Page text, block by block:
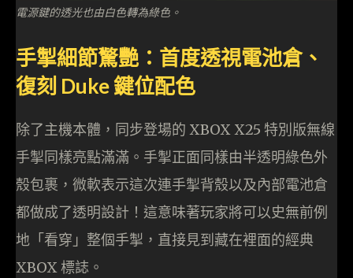
電源鍵的透光也由白色轉為綠色。
手掣細節驚艷：首度透視電池倉、
復刻 Duke 鍵位配色
除了主機本體，同步登場的 XBOX X25 特別版無線
手掣同樣亮點滿滿。手掣正面同樣由半透明綠色外
殼包裹，微軟表示這次連手掣背殼以及內部電池倉
都做成了透明設計！這意味著玩家將可以史無前例
地「看穿」整個手掣，直接見到藏在裡面的經典
XBOX 標誌。